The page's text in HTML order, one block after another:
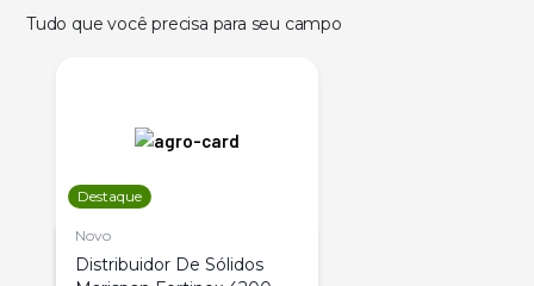
Tudo que você precisa para seu campo
Destaque
Novo
Distribuidor De Sólidos